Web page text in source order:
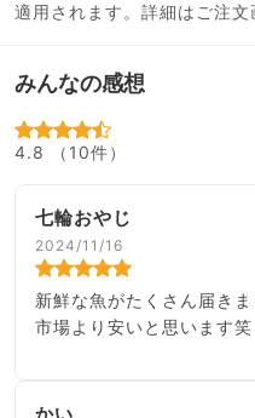
適用されます。詳細はご注文
みんなの感想
4.8 （10件）
七輪おやじ
2024/11/16
新鮮な魚がたくさん届きま
市場より安いと思います笑